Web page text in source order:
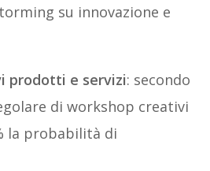
su innovazione e
prodotti e servizi: secondo
di workshop creativi
la probabilità di